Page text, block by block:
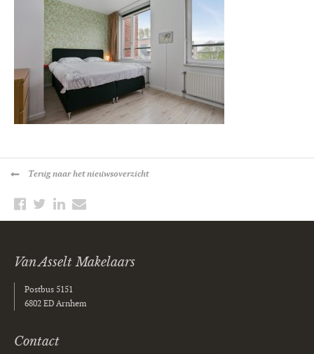
Terugnaar het nieuwsoverzicht
Van Asselt Makelaars
Postbus 5151
6802 ED Arnhem
Contact